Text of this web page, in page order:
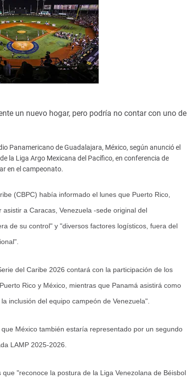
un nuevo hogar, pero podría no contar con uno de
Panamericano de Guadalajara, México, según anunció el
la Liga Argo Mexicana del Pacífico, en conferencia de
en el campeonato.
(CBPC) había informado el lunes que Puerto Rico,
a Caracas, Venezuela -sede original del
de su control" y "diversos factores logísticos, fuera del
del Caribe 2026 contará con la participación de los
Rico y México, mientras que Panamá asistirá como
inclusión del equipo campeón de Venezuela".
México también estaría representado por un segundo
LAMP 2025-2026.
"reconoce la postura de la Liga Venezolana de Béisbol